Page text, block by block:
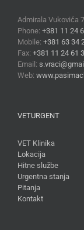
Admirala Vukovića
Phone: +381 11 24
Mobile: +381 63 34
Fax: +381 11 24 61
Email:
Web:
VETURGENT
VET Klinika
Lokacija
Hitne službe
Urgentna stanja
Pitanja
Kontakt